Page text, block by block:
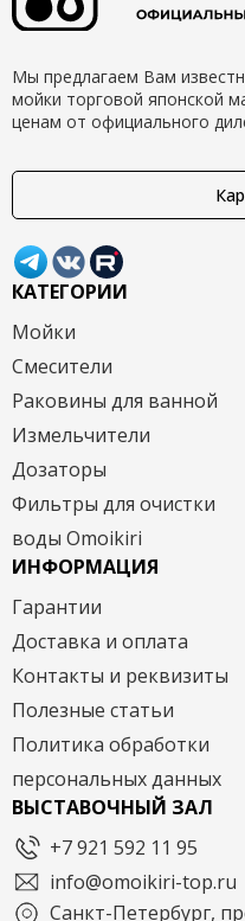
Мы предлагаем Вам
мойки торговой японской
ценам от официального
КАТЕГОРИИ
Мойки
Смесители
Раковины для ванной
Измельчители
Дозаторы
Фильтры для очистки
воды Omoikiri
ИНФОРМАЦИЯ
Гарантии
Доставка и оплата
Контакты и реквизиты
Полезные статьи
Политика обработки
персональных данных
ВЫСТАВОЧНЫЙ ЗАЛ
+7 921 592 11 95
info@omoikiri-top.ru
Санкт-Петербург,